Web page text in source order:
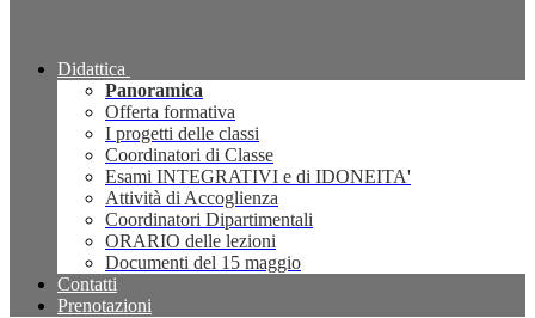
Didattica
Panoramica
Offerta formativa
I progetti delle classi
Coordinatori di Classe
Esami INTEGRATIVI e di IDONEITA'
Attività di Accoglienza
Coordinatori Dipartimentali
ORARIO delle lezioni
Documenti del 15 maggio
Contatti
Prenotazioni